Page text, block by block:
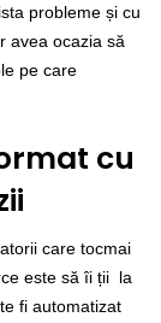
probleme și cu
avea ocazia să
pe care
cu
care tocmai
este să îi ții la
fi automatizat